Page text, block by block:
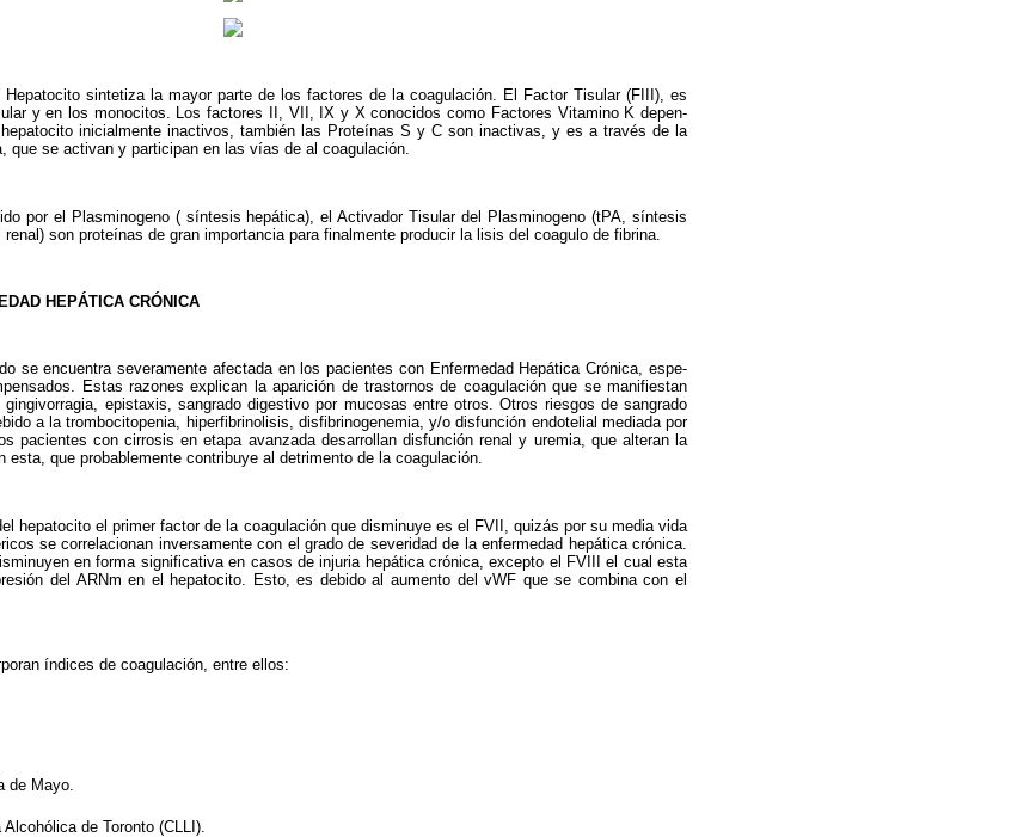
Hepatocito sintetiza la mayor parte de los factores de la coagulación. El Factor Tisular (FIII), es
y en los monocitos. Los factores II, VII, IX y X conocidos como Factores Vitamino K depen­
inicialmente inactivos, también las Proteínas S y C son inactivas, y es a través de la
que se activan y participan en las vías de al coagulación.
por el Plasminogeno ( sínte­sis hepática), el Activador Tisular del Plasminogeno (tPA, síntesis
son proteínas de gran im­portancia para finalmente producir la lisis del coagulo de fibrina.
HEPÁTICA CRÓNICA
se encuentra severamente afec­tada en los pacientes con Enfermedad Hepática Crónica, espe­
Estas razones explican la aparición de trastornos de coagulación que se manifiestan
epistaxis, sangrado digestivo por mucosas entre otros. Otros riesgos de sangrado
a la trombocitopenia, hiper­fibrinolisis, disfibrinogenemia, y/o disfunción endotelial mediada por
pacientes con cirrosis en etapa avanzada desarrollan disfunción renal y uremia, que alte­ran la
esta, que probablemente contribuye al detrimento de la coagulación.
hepatocito el primer factor de la coagulación que disminuye es el FVII, quizás por su media vida
se correlacionan inversa­mente con el grado de severidad de la enfermedad hepática cró­nica.
en forma significativa en casos de injuria hepática crónica, excepto el FVIII el cual esta
del ARNm en el hepatocito. Esto, es debido al aumento del vWF que se combina con el
índices de coagulación, en­tre ellos:
de Mayo.
Alcohólica de Toronto (CLLI).